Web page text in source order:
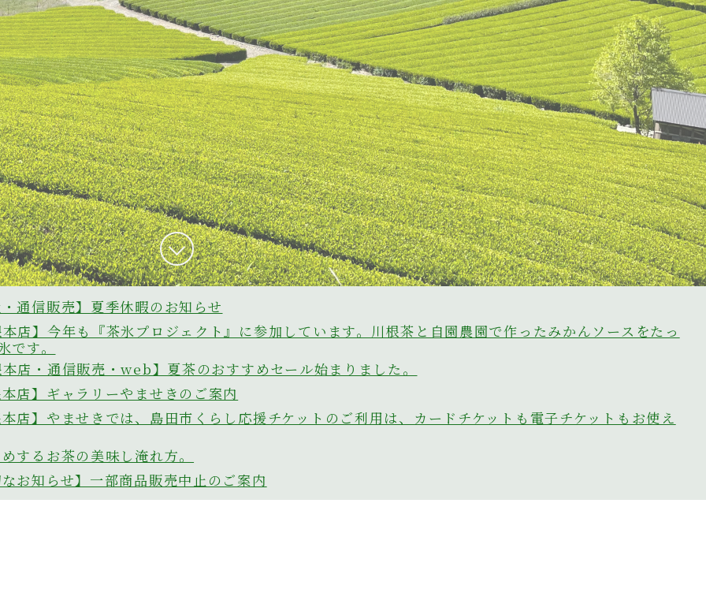
・通信販売】夏季休暇のお知らせ
本店】今年も『茶氷プロジェクト』に参加しています。川根茶と自園農園で作ったみかんソースをたっ
です。
本店・通信販売・web】夏茶のおすすめセール始まりました。
本店】ギャラリーやませきのご案内
本店】やませきでは、島田市くらし応援チケットのご利用は、カードチケットも電子チケットもお使え
するお茶の美味し淹れ方。
なお知らせ】一部商品販売中止のご案内